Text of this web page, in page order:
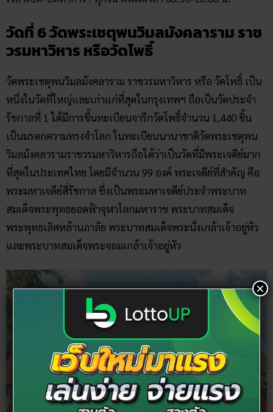
วัดที่ 6 วัดพระเชตุพนวิมลมังคลาราม ราช
วรมหาวิหาร หรือวัดโพธิ์
วัดพระเชตุพนวิมลมังคลาราม ราชวรมหาวิหาร หรือ วัดโพธิ์ เป็น
หนึ่งในวัดที่ใหญ่และเก่าแก่ที่สุดในกรุงเทพฯ ถือเป็นวัดประจำ
รัชกาลที่ 1 ได้มีการขึ้นทะเบียนจารึกวัดโพธิ์จำนวน 1,440 ชิ้น
เป็นมรดกความทรงจำโลก ในทะเบียนนานาชาติวัดพระเชตุพน
วิมลมังคลารามราชวรมหาวิหารถือได้ว่าเป็นวัดที่มีพระเจดีย์มาก
ที่สุดในประเทศไทย โดยมีจำนวน 99 องค์ พระเจดีย์ที่สำคัญ คือ
พระมหาเจดีย์สี่รัชกาล ซึ่งเป็นพระมหาเจดีย์ประจำพระบาท
สมเด็จพระพุทธยอดฟ้าจุฬาโลกมหาราช พระบาทสมเด็จ
พระพุทธเลิศหล้านภาลัย พระบาทสมเด็จพระนั่งเกล้าเจ้าอยู่หัว
และพระบาทสมเด็จพระจอมเกล้าเจ้าอยู่หัว
×